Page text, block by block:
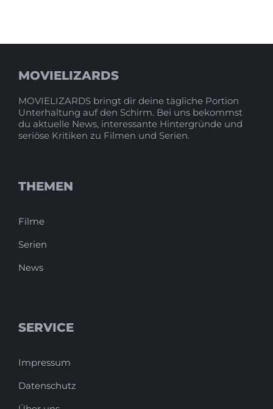
MOVIELIZARDS
MOVIELIZARDS bringt dir deine tägliche Portion
Unterhaltung auf den Schirm. Bei uns bekommst
du aktuelle News, interessante Hintergründe und
seriöse Kritiken zu Filmen und Serien.
THEMEN
Filme
Serien
News
SERVICE
Impressum
Datenschutz